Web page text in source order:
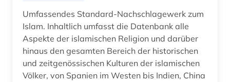
Umfassendes Standard-Nachschlagewerk zum
Islam. Inhaltlich umfasst die Datenbank alle
Aspekte der islamischen Religion und darüber
hinaus den gesamten Bereich der historischen
und zeitgenössischen Kulturen der islamischen
Völker, von Spanien im Westen bis Indien, China